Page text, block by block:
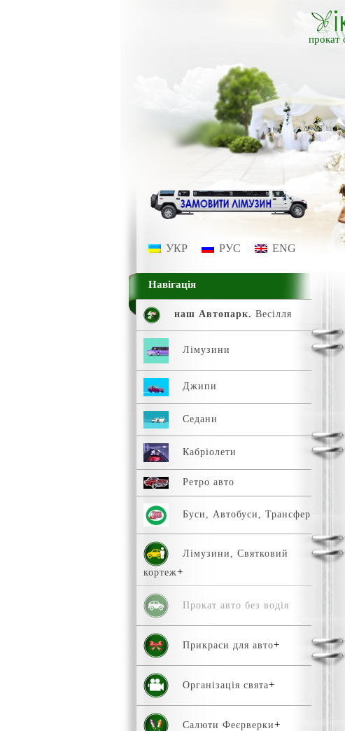
прокат
УКР РУС ENG
Навігація
наш Автопарк. Весілля
Лімузини
Джипи
Седани
Кабріолети
Ретро авто
Буси, Автобуси, Трансфер
Лімузини, Святковий
кортеж
Прокат авто без водія
Прикраси для авто
Організація свята
Салюти Феєрверки